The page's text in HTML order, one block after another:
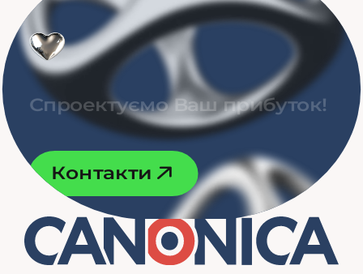
Спроектуємо Ваш прибуток!
Контакти
Контакти